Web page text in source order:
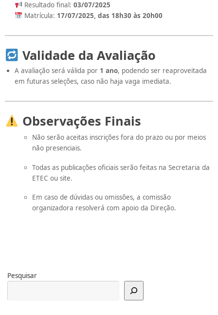
Resultado final: 03/07/2025
Matrícula: 17/07/2025, das 18h30 às 20h00
Validade da Avaliação
A avaliação será válida por 1 ano, podendo ser reaproveitada
em futuras seleções, caso não haja vaga imediata.
Observações Finais
Não serão aceitas inscrições fora do prazo ou por meios
não presenciais.
Todas as publicações oficiais serão feitas na Secretaria da
ETEC ou site.
Em caso de dúvidas ou omissões, a comissão
organizadora resolverá com apoio da Direção.
Pesquisar